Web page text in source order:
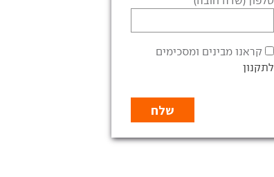
קראנו מבינים ומסכימים
לתקנון